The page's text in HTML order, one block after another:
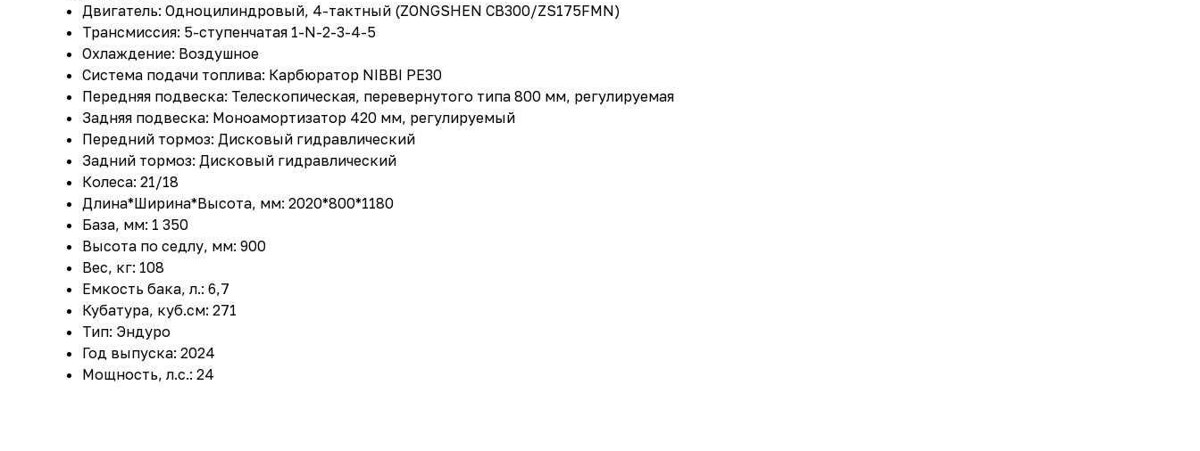
Двигатель: Одноцилиндровый, 4-тактный (ZONGSHEN CB300/ZS175FMN)
Трансмиссия: 5-ступенчатая 1-N-2-3-4-5
Охлаждение: Воздушное
Система подачи топлива: Карбюратор NIBBI PE30
Передняя подвеска: Телескопическая, перевернутого типа 800 мм, регулируемая
Задняя подвеска: Моноамортизатор 420 мм, регулируемый
Передний тормоз: Дисковый гидравлический
Задний тормоз: Дисковый гидравлический
Колеса: 21/18
Длина*Ширина*Высота, мм: 2020*800*1180
База, мм: 1 350
Высота по седлу, мм: 900
Вес, кг: 108
Емкость бака, л.: 6,7
Кубатура, куб.см: 271
Тип: Эндуро
Год выпуска: 2024
Мощность, л.с.: 24